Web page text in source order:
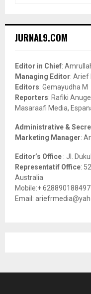
h
o
r
:
JURNAL9.COM
Editor in Chief:
Managing Editor: Arief
Editors: Gemayudha M
Reporters: Rafiki
Masaraafi Media,
Administrative &
Marketing Manager:
Editor’s Office : Jl.
Representatif Office:
Australia
Mobile:+
Email: